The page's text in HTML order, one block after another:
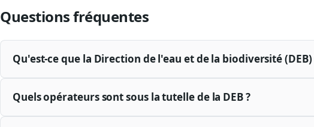
Questions fréquentes
Qu'est-ce que la Direction de l'eau et de la biodiversité (DEB)
Quels opérateurs sont sous la tutelle de la DEB ?